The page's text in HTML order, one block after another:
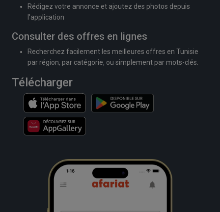
Rédigez votre annonce et ajoutez des photos depuis
l'application
Consulter des offres en lignes
Recherchez facilement les meilleures offres en Tunisie
par région, par catégorie, ou simplement par mots-clés.
Télécharger